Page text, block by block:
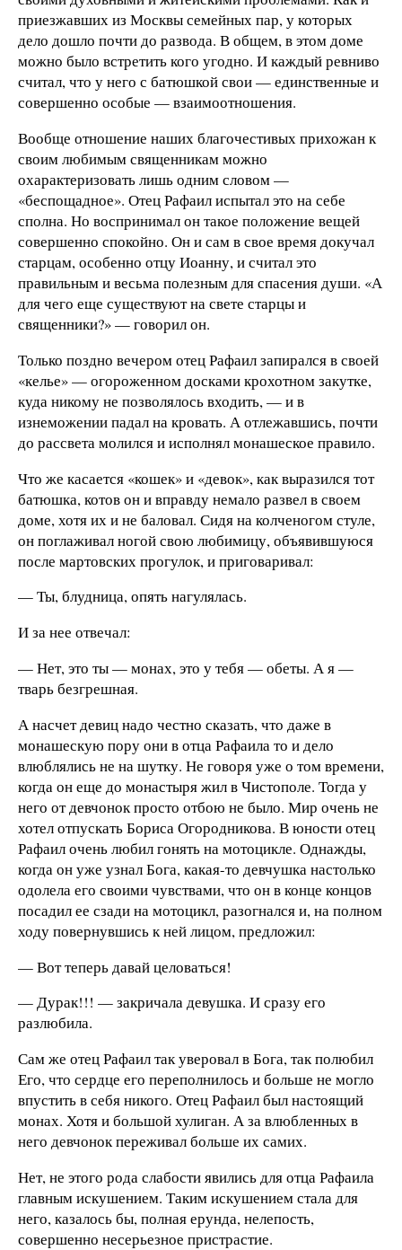
приезжавших из Москвы семейных пар, у которых
дело дошло почти до развода. В общем, в этом доме
можно было встретить кого угодно. И каждый ревниво
считал, что у него с батюшкой свои — единственные и
совершенно особые — взаимоотношения.
Вообще отношение наших благочестивых прихожан к
своим любимым священникам можно
охарактеризовать лишь одним словом —
«беспощадное». Отец Рафаил испытал это на себе
сполна. Но воспринимал он такое положение вещей
совершенно спокойно. Он и сам в свое время докучал
старцам, особенно отцу Иоанну, и считал это
правильным и весьма полезным для спасения души. «А
для чего еще существуют на свете старцы и
священники?» — говорил он.
Только поздно вечером отец Рафаил запирался в своей
«келье» — огороженном досками крохотном закутке,
куда никому не позволялось входить, — и в
изнеможении падал на кровать. А отлежавшись, почти
до рассвета молился и исполнял монашеское правило.
Что же касается «кошек» и «девок», как выразился тот
батюшка, котов он и вправду немало развел в своем
доме, хотя их и не баловал. Сидя на колченогом стуле,
он поглаживал ногой свою любимицу, объявившуюся
после мартовских прогулок, и приговаривал:
— Ты, блудница, опять нагулялась.
И за нее отвечал:
— Нет, это ты — монах, это у тебя — обеты. А я —
тварь безгрешная.
А насчет девиц надо честно сказать, что даже в
монашескую пору они в отца Рафаила то и дело
влюблялись не на шутку. Не говоря уже о том времени,
когда он еще до монастыря жил в Чистополе. Тогда у
него от девчонок просто отбою не было. Мир очень не
хотел отпускать Бориса Огородникова. В юности отец
Рафаил очень любил гонять на мотоцикле. Однажды,
когда он уже узнал Бога, какая-то девчушка настолько
одолела его своими чувствами, что он в конце концов
посадил ее сзади на мотоцикл, разогнался и, на полном
ходу повернувшись к ней лицом, предложил:
— Вот теперь давай целоваться!
— Дурак!!! — закричала девушка. И сразу его
разлюбила.
Сам же отец Рафаил так уверовал в Бога, так полюбил
Его, что сердце его переполнилось и больше не могло
впустить в себя никого. Отец Рафаил был настоящий
монах. Хотя и большой хулиган. А за влюбленных в
него девчонок переживал больше их самих.
Нет, не этого рода слабости явились для отца Рафаила
главным искушением. Таким искушением стала для
него, казалось бы, полная ерунда, нелепость,
совершенно несерьезное пристрастие.